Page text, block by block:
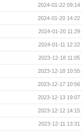
2024-01-22 09:14
2024-01-20 14:22
2024-01-20 11:29
2024-01-11 12:22
2023-12-18 11:05
2023-12-18 10:55
2023-12-17 10:56
2023-12-13 19:07
2023-12-12 14:15
2023-12-11 13:31